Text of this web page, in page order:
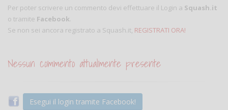
Per poter scrivere un commento devi effettuare il Login a Squash.it
o tramite Facebook.
Se non sei ancora registrato a Squash.it, REGISTRATI ORA!
Nessun commento attualmente presente
Esegui il login tramite Facebook!